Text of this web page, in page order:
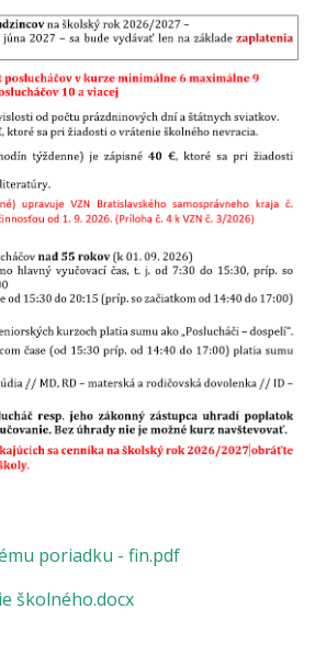
poriadku - fin.pdf
školného.docx